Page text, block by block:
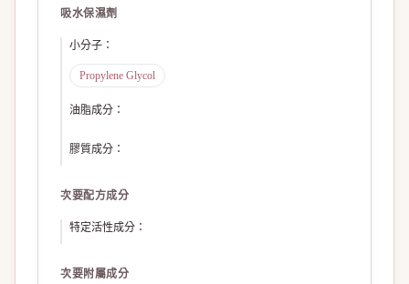
吸水保濕劑
小分子 ：
Propylene Glycol
油脂成分 ：
膠質成分 ：
次要配方成分
特定活性成分 ：
次要附屬成分